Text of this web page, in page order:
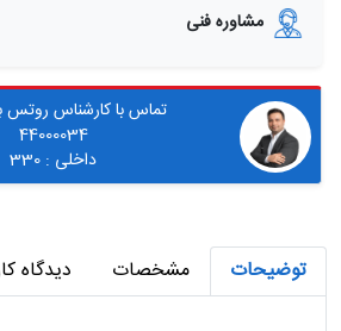
مشاوره فنی
تماس با کارشناس روتس
44000034
داخلی : 330
توضیحات مشخصات دیدگاه